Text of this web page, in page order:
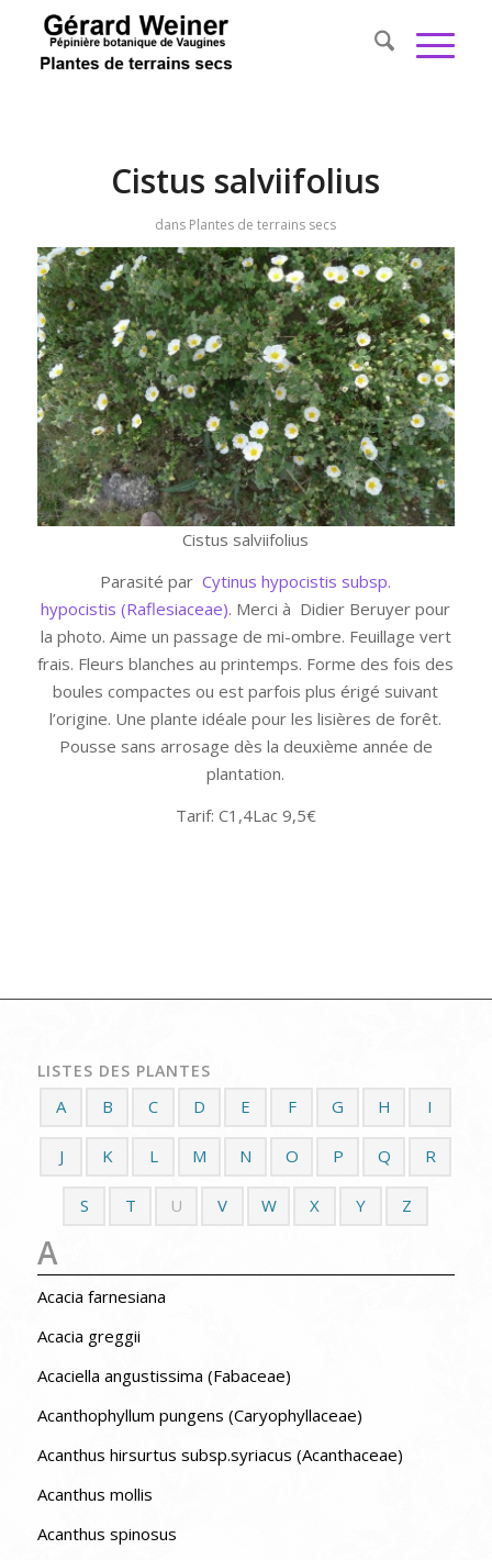
Cistus salviifolius
dans Plantes de terrains secs
Cistus salviifolius
Parasité parCytinus hypocistis subsp.
hypocistis (Raflesiaceae). Merci à Didier Beruyer pour
la photo. Aime un passage de mi-ombre. Feuillage vert
frais. Fleurs blanches au printemps. Forme des fois des
boules compactes ou est parfois plus érigé suivant
l’origine. Une plante idéale pour les lisières de forêt.
Pousse sans arrosage dès la deuxième année de
plantation.
Tarif: C1,4Lac 9,5€
LISTES DES PLANTES
A B C D E F G H I
J K L M N O P Q R
S T U V W X Y Z
A
Acacia farnesiana
Acacia greggii
Acaciella angustissima (Fabaceae)
Acanthophyllum pungens (Caryophyllaceae)
Acanthus hirsurtus subsp.syriacus (Acanthaceae)
Acanthus mollis
Acanthus spinosus